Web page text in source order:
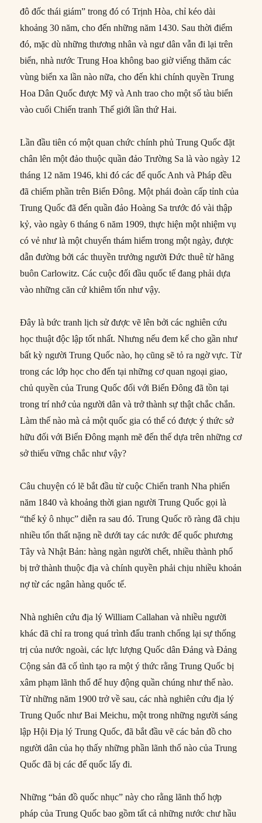
đô đốc thái giám” trong đó có Trịnh Hòa, chỉ kéo dài
khoảng 30 năm, cho đến những năm 1430. Sau thời điểm
đó, mặc dù những thương nhân và ngư dân vẫn đi lại trên
biển, nhà nước Trung Hoa không bao giờ viếng thăm các
vùng biển xa lần nào nữa, cho đến khi chính quyền Trung
Hoa Dân Quốc được Mỹ và Anh trao cho một số tàu biển
vào cuối Chiến tranh Thế giới lần thứ Hai.
Lần đầu tiên có một quan chức chính phủ Trung Quốc đặt
chân lên một đảo thuộc quần đảo Trường Sa là vào ngày 12
tháng 12 năm 1946, khi đó các đế quốc Anh và Pháp đều
đã chiếm phần trên Biển Đông. Một phái đoàn cấp tỉnh của
Trung Quốc đã đến quần đảo Hoàng Sa trước đó vài thập
kỷ, vào ngày 6 tháng 6 năm 1909, thực hiện một nhiệm vụ
có vẻ như là một chuyến thám hiểm trong một ngày, được
dẫn đường bởi các thuyền trưởng người Đức thuê từ hãng
buôn Carlowitz. Các cuộc đối đầu quốc tế đang phải dựa
vào những căn cứ khiêm tốn như vậy.
Đây là bức tranh lịch sử được vẽ lên bởi các nghiên cứu
học thuật độc lập tốt nhất. Nhưng nếu đem kể cho gần như
bất kỳ người Trung Quốc nào, họ cũng sẽ tỏ ra ngờ vực. Từ
trong các lớp học cho đến tại những cơ quan ngoại giao,
chủ quyền của Trung Quốc đối với Biển Đông đã tồn tại
trong trí nhớ của người dân và trở thành sự thật chắc chắn.
Làm thế nào mà cả một quốc gia có thể có được ý thức sở
hữu đối với Biển Đông mạnh mẽ đến thế dựa trên những cơ
sở thiếu vững chắc như vậy?
Câu chuyện có lẽ bắt đầu từ cuộc Chiến tranh Nha phiến
năm 1840 và khoảng thời gian người Trung Quốc gọi là
“thế kỷ ô nhục” diễn ra sau đó. Trung Quốc rõ ràng đã chịu
nhiều tổn thất nặng nề dưới tay các nước đế quốc phương
Tây và Nhật Bản: hàng ngàn người chết, nhiều thành phố
bị trở thành thuộc địa và chính quyền phải chịu nhiều khoản
nợ từ các ngân hàng quốc tế.
Nhà nghiên cứu địa lý William Callahan và nhiều người
khác đã chỉ ra trong quá trình đấu tranh chống lại sự thống
trị của nước ngoài, các lực lượng Quốc dân Đảng và Đảng
Cộng sản đã cố tình tạo ra một ý thức rằng Trung Quốc bị
xâm phạm lãnh thổ để huy động quần chúng như thế nào.
Từ những năm 1900 trở về sau, các nhà nghiên cứu địa lý
Trung Quốc như Bai Meichu, một trong những người sáng
lập Hội Địa lý Trung Quốc, đã bắt đầu vẽ các bản đồ cho
người dân của họ thấy những phần lãnh thổ nào của Trung
Quốc đã bị các đế quốc lấy đi.
Những “bản đồ quốc nhục” này cho rằng lãnh thổ hợp
pháp của Trung Quốc bao gồm tất cả những nước chư hầu